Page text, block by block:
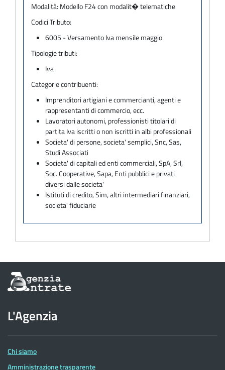
Modalità: Modello F24 con modalit� telematiche
Codici Tributo:
6005 - Versamento Iva mensile maggio
Tipologie tributi:
Iva
Categorie contribuenti:
Imprenditori artigiani e commercianti, agenti e
rappresentanti di commercio, ecc.
Lavoratori autonomi, professionisti titolari di
partita Iva iscritti o non iscritti in albi professionali
Societa' di persone, societa' semplici, Snc, Sas,
Studi Associati
Societa' di capitali ed enti commerciali, SpA, Srl,
Soc. Cooperative, Sapa, Enti pubblici e privati
diversi dalle societa'
Istituti di credito, Sim, altri intermediari finanziari,
societa' fiduciarie
Informazioni
sul
dell'Agenzia
delle
Entrate
L'Agenzia
Chi siamo
Amministrazione trasparente